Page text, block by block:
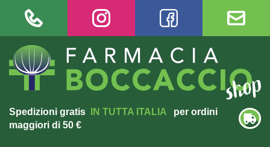
Spedizioni gratis IN TUTTA ITALIA
per ordini
maggiori di 50 €